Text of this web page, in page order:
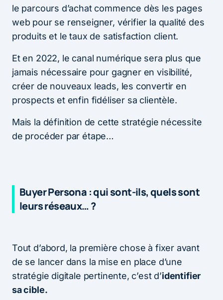
le parcours d’achat commence dès les pages
web pour se renseigner, vérifier la qualité des
produits et le taux de satisfaction client.
Et en 2022, le canal numérique sera plus que
jamais nécessaire pour gagner en visibilité,
créer de nouveaux leads, les convertir en
prospects et enfin fidéliser sa clientèle.
Mais la définition de cette stratégie nécessite
de procéder par étape…
Buyer Persona : qui sont-ils, quels sont
leurs réseaux… ?
Tout d’abord, la première chose à fixer avant
de se lancer dans la mise en place d’une
stratégie digitale pertinente, c’est d’identifier
sa cible.